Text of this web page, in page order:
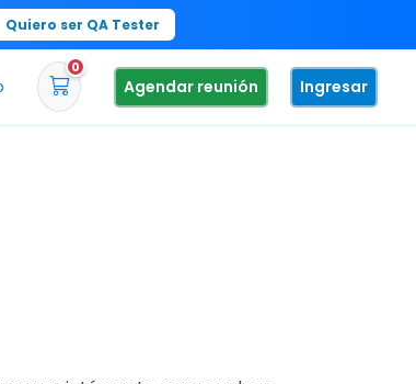
Quiero ser QA Tester
0
Agendar reunión Ingresar